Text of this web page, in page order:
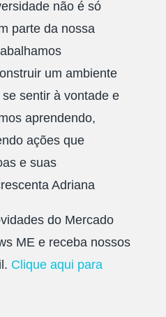
não é só
parte da nossa
um ambiente
sentir à vontade e
aprendendo,
ações que
e suas
Adriana
do Mercado
ME e receba nossos
Clique aqui para